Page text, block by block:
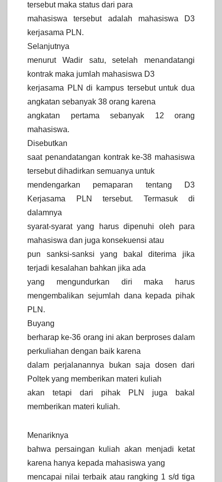
tersebut maka status dari para
mahasiswa tersebut adalah mahasiswa D3
kerjasama PLN.
Selanjutnya
menurut Wadir satu, setelah menandatangi
kontrak maka jumlah mahasiswa D3
kerjasama PLN di kampus tersebut untuk dua
angkatan sebanyak 38 orang karena
angkatan pertama sebanyak 12 orang
mahasiswa.
Disebutkan
saat penandatangan kontrak ke-38 mahasiswa
tersebut dihadirkan semuanya untuk
mendengarkan pemaparan tentang D3
Kerjasama PLN tersebut. Termasuk di
dalamnya
syarat-syarat yang harus dipenuhi oleh para
mahasiswa dan juga konsekuensi atau
pun sanksi-sanksi yang bakal diterima jika
terjadi kesalahan bahkan jika ada
yang mengundurkan diri maka harus
mengembalikan sejumlah dana kepada pihak
PLN.
Buyang
berharap ke-36 orang ini akan berproses dalam
perkuliahan dengan baik karena
dalam perjalanannya bukan saja dosen dari
Poltek yang memberikan materi kuliah
akan tetapi dari pihak PLN juga bakal
memberikan materi kuliah.
Menariknya
bahwa persaingan kuliah akan menjadi ketat
karena hanya kepada mahasiswa yang
mencapai nilai terbaik atau rangking 1 s/d tiga